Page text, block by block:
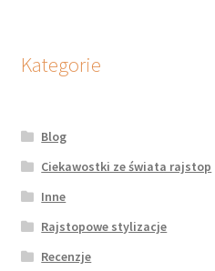
Kategorie
Blog
Ciekawostki ze świata rajstop
Inne
Rajstopowe stylizacje
Recenzje